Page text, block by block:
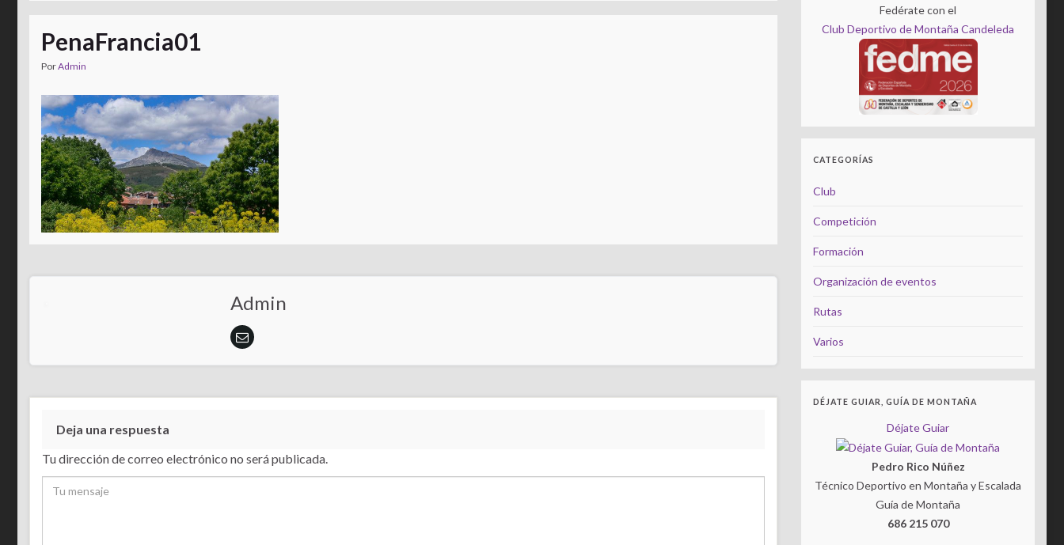
PenaFrancia01
PorAdmin
Admin
Deja una respuesta
Tu dirección de correo electrónico no será publicada.
Fedérate con el
Club Deportivo de Montaña Candeleda
CATEGORÍAS
Club
Competición
Formación
Organización de eventos
Rutas
Varios
DÉJATE GUIAR, GUÍA DE MONTAÑA
Déjate Guiar
Pedro Rico Núñez
Técnico Deportivo en Montaña y Escalada
Guía de Montaña
686 215 070